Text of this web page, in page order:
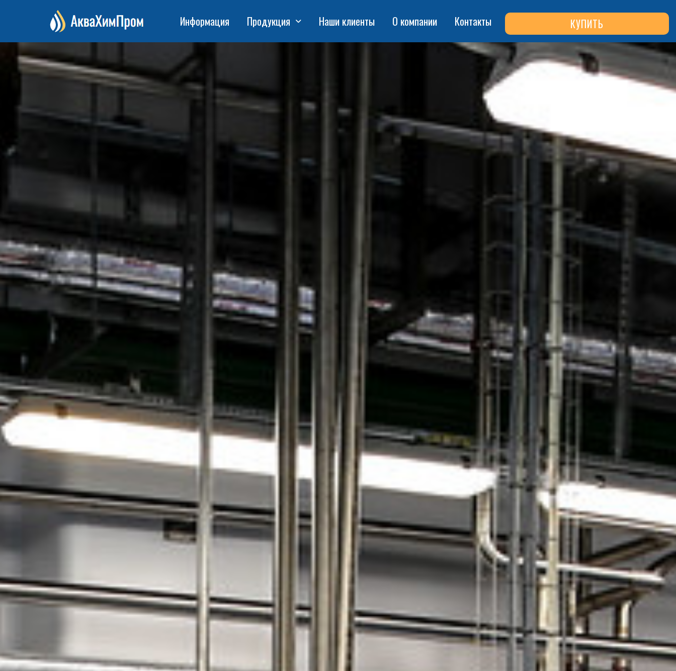
Информация Продукция Наши клиенты О компании Контакты КУПИТЬ